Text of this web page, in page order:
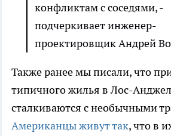
конфликтам с соседями, -
подчеркивает инженер-
проектировщик Андрей
Также ранее мы писали, что
типичного жилья в Лос-
сталкиваются с необычными
Американцы живут так, что в